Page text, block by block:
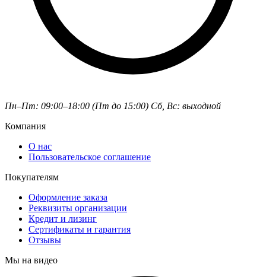
Пн–Пт: 09:00–18:00 (Пт до 15:00) Сб, Вс: выходной
Компания
О нас
Пользовательское соглашение
Покупателям
Оформление заказа
Реквизиты организации
Кредит и лизинг
Сертификаты и гарантия
Отзывы
Мы на видео